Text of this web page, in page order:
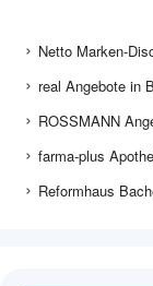
Netto Marken-
real Angebote in
ROSSMANN
farma-plus
Reformhaus